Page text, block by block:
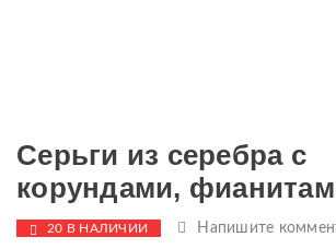
Серьги из серебра с
корундами,
20 В НАЛИЧИИ Напишите